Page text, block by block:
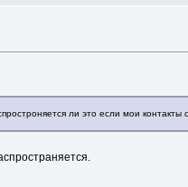
ли это если мои контакты